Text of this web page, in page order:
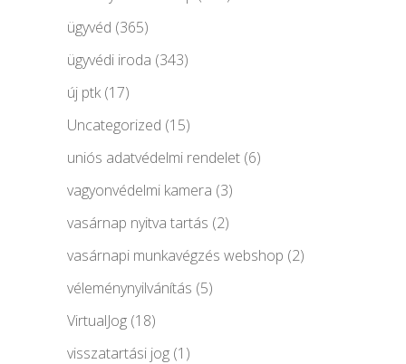
ügyvéd (365)
ügyvédi iroda (343)
új ptk(17)
Uncategorized (15)
uniós adatvédelmi rendelet (6)
vagyonvédelmi kamera (3)
vasárnap nyitva tartás (2)
vasárnapi munkavégzés webshop (2)
véleménynyilvánítás (5)
VirtualJog (18)
visszatartási jog (1)